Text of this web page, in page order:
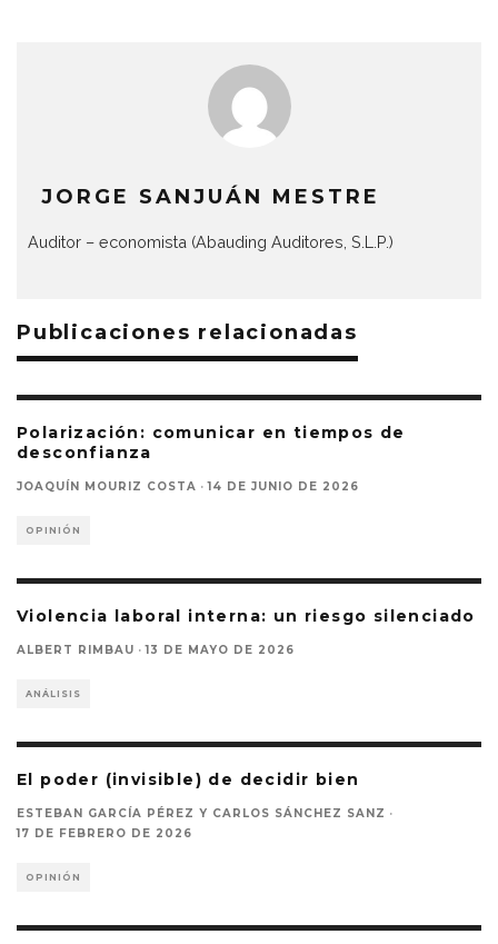
JORGE SANJUÁN MESTRE
Auditor – economista (Abauding Auditores, S.L.P.)
Publicaciones relacionadas
Polarización: comunicar en tiempos de
desconfianza
JOAQUÍN MOURIZ COSTA · 14 DE JUNIO DE 2026
OPINIÓN
Violencia laboral interna: un riesgo silenciado
ALBERT RIMBAU · 13 DE MAYO DE 2026
ANÁLISIS
El poder (invisible) de decidir bien
ESTEBAN GARCÍA PÉREZ Y CARLOS SÁNCHEZ SANZ ·
17 DE FEBRERO DE 2026
OPINIÓN